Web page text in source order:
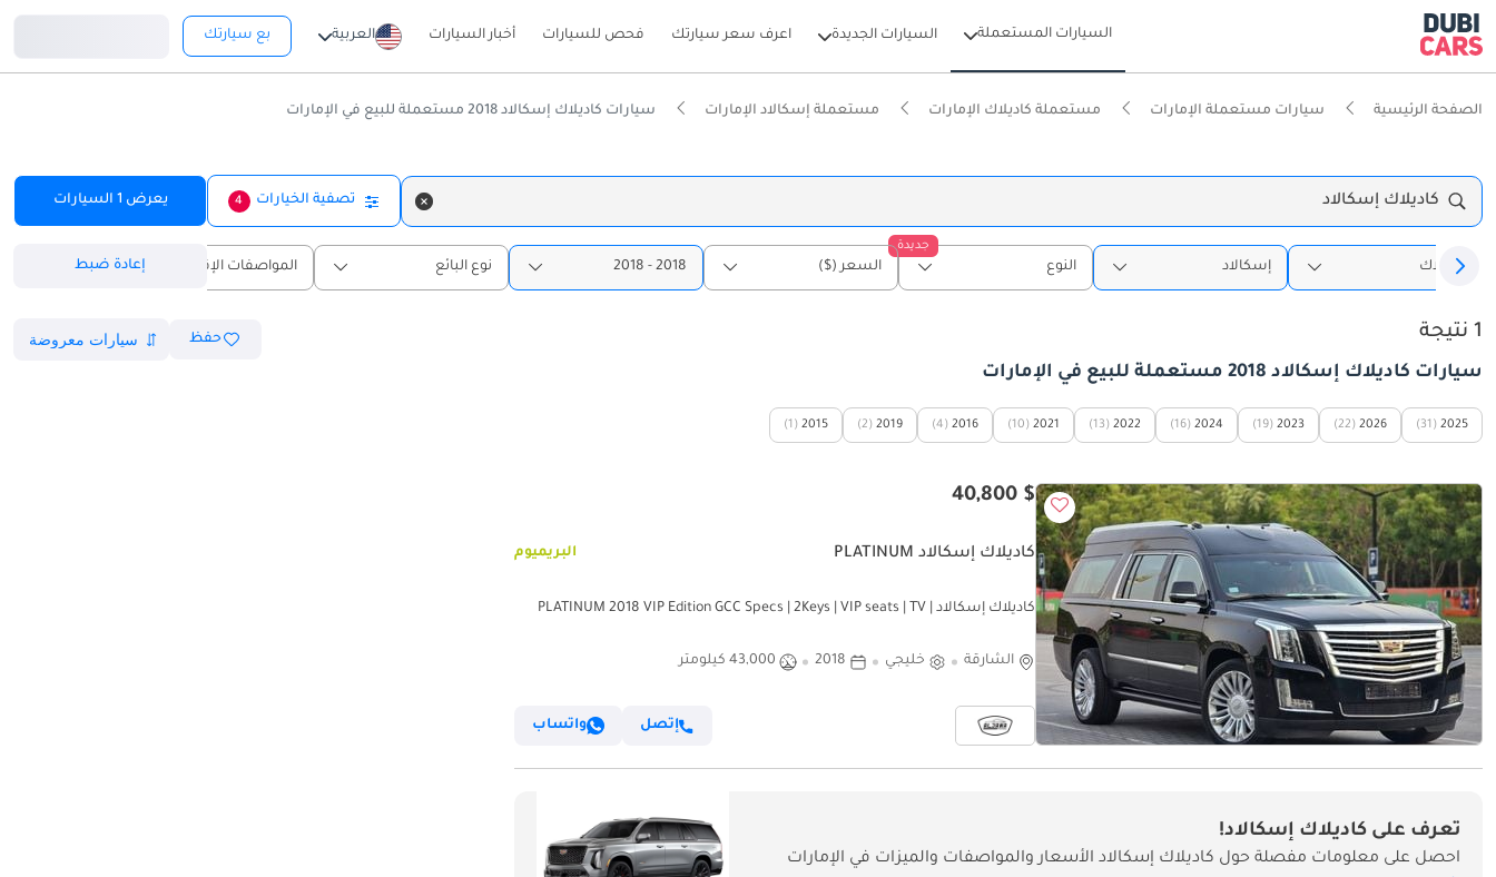
السيارات المستعملة السيارات الجديدة اعرف سعر سيارتك فحص للسيارات أخبار السيارات العربية بع سيارتك
الصفحة الرئيسية سيارات مستعملة الإمارات مستعملة كاديلاك الإمارات مستعملة إسكالاد الإمارات سيارات كاديلاك إسكالاد 2018 مستعملة للبيع في الإمارات
كاديلاك إسكالاد تصفية الخيارات 4 يعرض 1 السيارات
كاديلاك إسكالاد
جديدة
النوع السعر ($) 2018 - 2018 نوع البائع المواصفات الإقليمية إعادة ضبط
1 نتيجة حفظ
سيارات كاديلاك إسكالاد 2018 مستعملة للبيع في الإمارات
2025
(31)
2026
(22)
2023
(19)
2024
(16)
2022
(13)
2021
(10)
2016
(4)
2019
(2)
2015
(1)
$ 40,800
كاديلاك إسكالاد PLATINUM البريميوم
كاديلاك إسكالاد PLATINUM 2018 VIP Edition GCC Specs | 2Keys | VIP seats | TV |
الشارقة خليجي 2018 43,000 كيلومتر
إتصل واتساب
تعرف على كاديلاك إسكالاد!
احصل على معلومات مفصلة حول كاديلاك إسكالاد الأسعار والمواصفات والميزات في الإمارات